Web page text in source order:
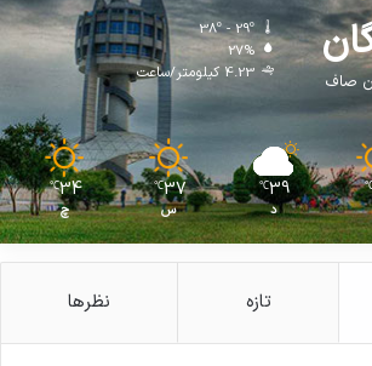
صاف
38º - 29º
27%
4.23 کیلومتر/ساعت
39
℃
د
37
℃
س
34
℃
چ
تازه نظرها